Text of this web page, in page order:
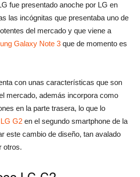
fue presentado anoche por LG en
las incógnitas que presentaba uno de
del mercado y que viene a
Galaxy Note 3 que de momento es
con unas características que son
mercado, además incorpora como
en la parte trasera, lo que lo
LG G2 en el segundo smartphone de la
este cambio de diseño, tan avalado
otros.